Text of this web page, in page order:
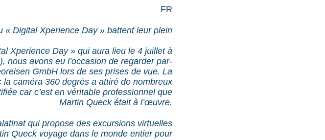
FR
« Digital Xperience Day » battent leur plein
Xperience Day » qui aura lieu le 4 juillet à
nous avons eu l’occasion de regarder par-
GmbH lors de ses prises de vue. La
caméra 360 degrés a attiré de nombreux
car c’est en véritable professionnel que
Martin Queck était à l’œuvre.
qui propose des excursions virtuelles
Queck voyage dans le monde entier pour